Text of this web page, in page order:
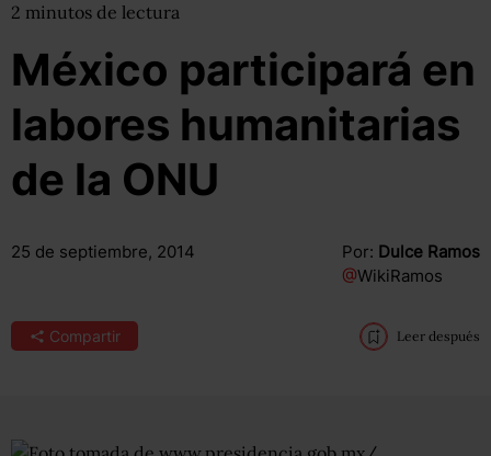
2 minutos de lectura
México participará en
labores humanitarias
de la ONU
25 de septiembre, 2014 Por: Dulce Ramos
@WikiRamos
Compartir Leer después